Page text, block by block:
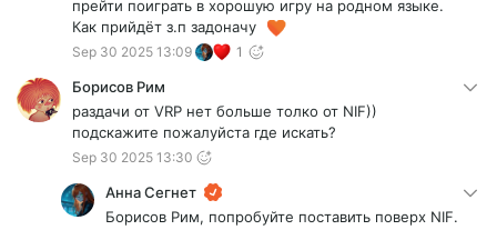
прейти поиграть в хорошую игру на родном языке.
Как прийдёт з.п задоначу
Sep 30 2025 13:09 1
Борисов Рим
раздачи от VRP нет больше толко от NIF))
подскажите пожалуйста где искать?
Sep 30 2025 13:30
Анна Сегнет
Борисов Рим, попробуйте поставить поверх NIF.